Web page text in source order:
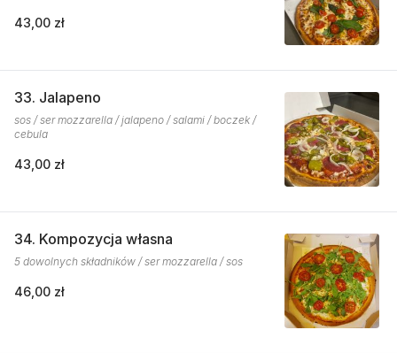
43,00 zł
33. Jalapeno
sos / ser mozzarella / jalapeno / salami / boczek /
cebula
43,00 zł
34. Kompozycja własna
5 dowolnych składników / ser mozzarella / sos
46,00 zł